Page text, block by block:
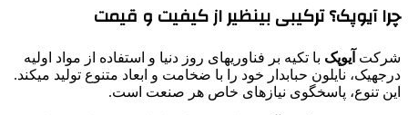
چرا آیوپک؟ ترکیبی بینظیر از کیفیت و قیمت
شرکت آیوپک با تکیه بر فناوریهای روز دنیا و استفاده از مواد اولیه
درجهیک، نایلون حبابدار خود را با ضخامت و ابعاد متنوع تولید میکند.
این تنوع، پاسخگوی نیازهای خاص هر صنعت است.